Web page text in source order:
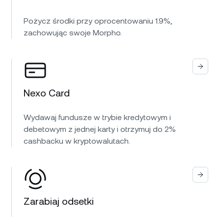
Pożycz środki przy oprocentowaniu 1.9%,
zachowując swoje Morpho.
Nexo Card
Wydawaj fundusze w trybie kredytowym i
debetowym z jednej karty i otrzymuj do 2%
cashbacku w kryptowalutach.
Zarabiaj odsetki